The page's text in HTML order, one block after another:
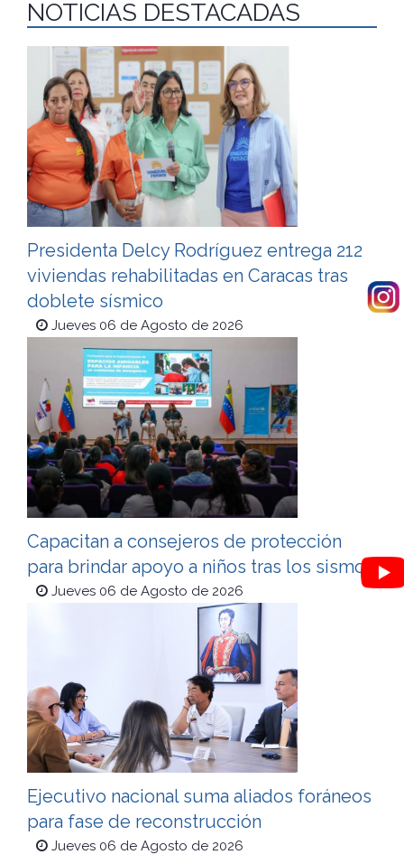
NOTICIAS DESTACADAS
Presidenta Delcy Rodríguez entrega 212
viviendas rehabilitadas en Caracas tras
doblete sísmico
Jueves 06 de Agosto de 2026
Capacitan a consejeros de protección
para brindar apoyo a niños tras los sismos
Jueves 06 de Agosto de 2026
Ejecutivo nacional suma aliados foráneos
para fase de reconstrucción
Jueves 06 de Agosto de 2026